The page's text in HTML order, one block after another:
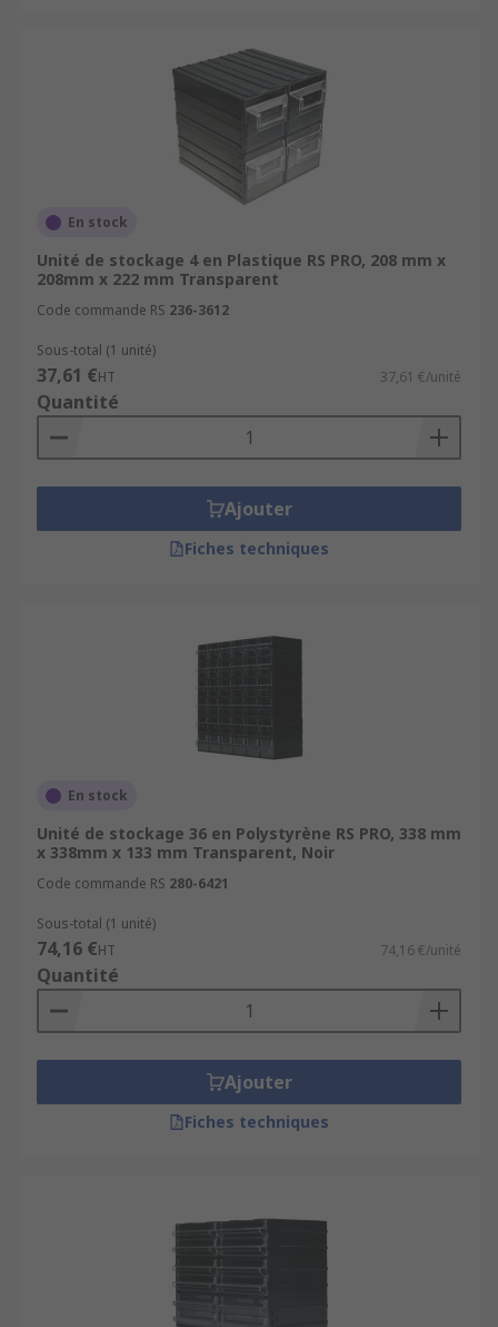
En stock
Unité de stockage 4 en Plastique RS PRO, 208 mm x
208mm x 222 mm Transparent
Code commande RS 236-3612
Sous-total (1 unité)
37,61 €HT 37,61 €/unité
Quantité
Ajouter
Fiches techniques
En stock
Unité de stockage 36 en Polystyrène RS PRO, 338 mm
x 338mm x 133 mm Transparent, Noir
Code commande RS 280-6421
Sous-total (1 unité)
74,16 €HT 74,16 €/unité
Quantité
Ajouter
Fiches techniques